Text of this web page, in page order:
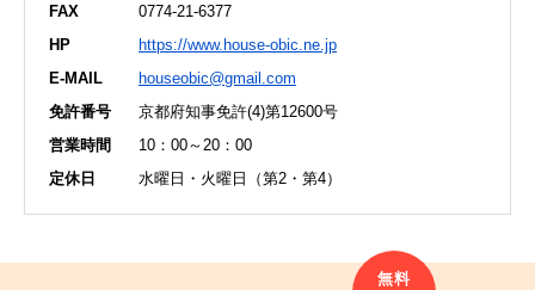
FAX
0774-21-6377
HP
https://www.house-obic.ne.jp
E-MAIL
houseobic@gmail.com
免許番号
京都府知事免許(4)第12600号
営業時間
10：00～20：00
定休日
水曜日・火曜日（第2・第4）